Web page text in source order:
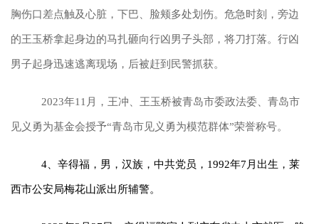
胸伤口差点触及心脏，下巴、脸颊多处划伤。危急时刻，旁边
的王玉桥拿起身边的马扎砸向行凶男子头部，将刀打落。行凶
男子起身迅速逃离现场，后被赶到民警抓获。
2023年11月，王冲、王玉桥被青岛市委政法委、青岛市
见义勇为基金会授予“青岛市见义勇为模范群体”荣誉称号。
4、辛得福，男，汉族，中共党员，1992年7月出生，莱
西市公安局梅花山派出所辅警。